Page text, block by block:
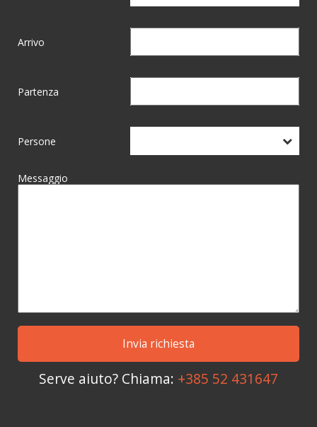
Arrivo
Partenza
Persone
Messaggio
Serve aiuto? Chiama: +385 52 431647